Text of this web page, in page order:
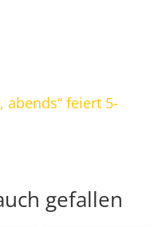
abends“ feiert 5-
gefallen